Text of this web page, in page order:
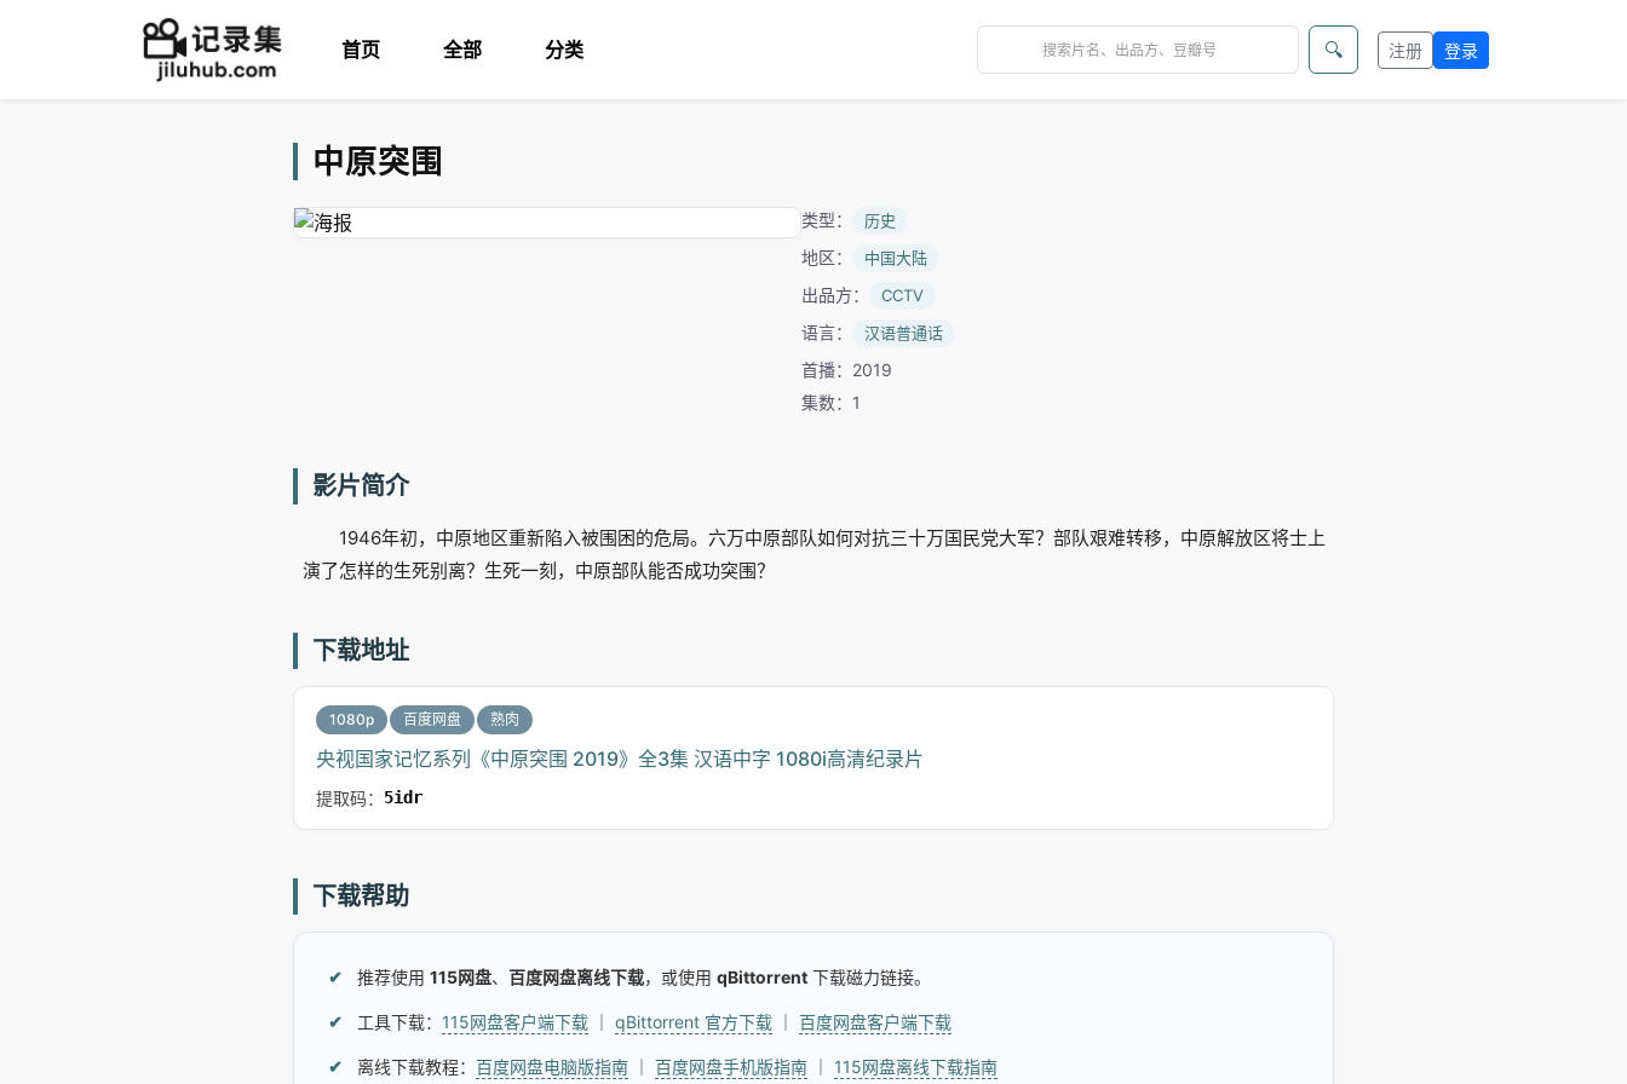
首页 全部 分类 🔍 注册 登录
中原突围
类型： 历史
地区： 中国大陆
出品方： CCTV
语言： 汉语普通话
首播：2019
集数：1
影片简介
1946年初，中原地区重新陷入被围困的危局。六万中原部队如何对抗三十万国民党大军？部队艰难转移，中原解放区将士上
演了怎样的生死别离？生死一刻，中原部队能否成功突围？
下载地址
1080p 百度网盘 熟肉
央视国家记忆系列《中原突围 2019》全3集 汉语中字 1080i高清纪录片
提取码： 5idr
下载帮助
推荐使用 115网盘、 百度网盘离线下载，或使用 qBittorrent 下载磁力链接。
工具下载： 115网盘客户端下载 qBittorrent 官方下载 百度网盘客户端下载
离线下载教程： 百度网盘电脑版指南 百度网盘手机版指南 115网盘离线下载指南